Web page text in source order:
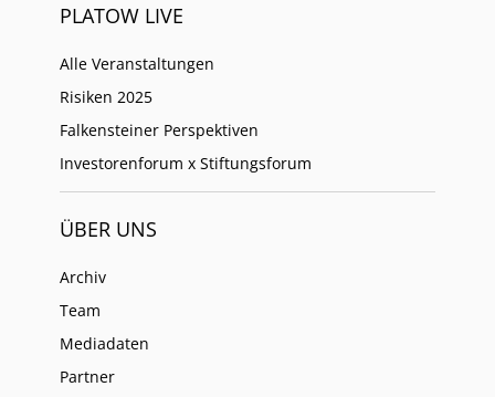
PLATOW LIVE
Alle Veranstaltungen
Risiken 2025
Falkensteiner Perspektiven
Investorenforum x Stiftungsforum
ÜBER UNS
Archiv
Team
Mediadaten
Partner